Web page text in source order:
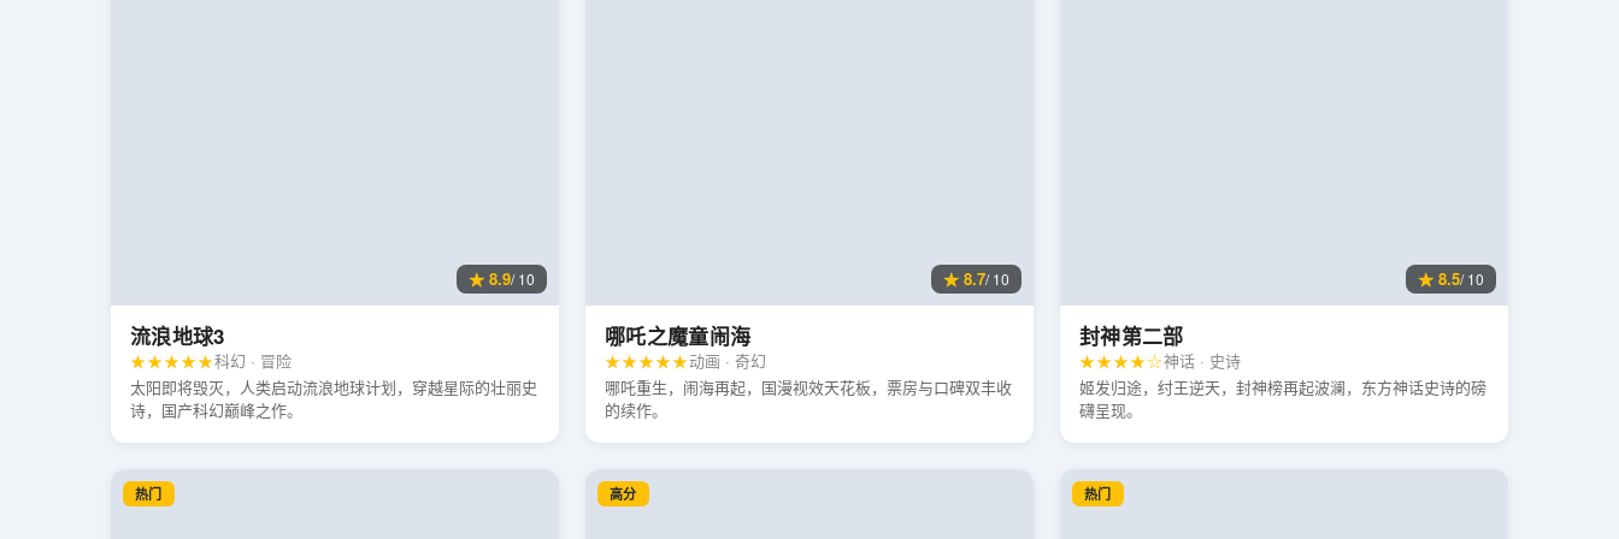
★ 8.9/ 10
流浪地球3
★★★★★科幻 · 冒险
太阳即将毁灭，人类启动流浪地球计划，穿越星际的壮丽史
诗，国产科幻巅峰之作。
★ 8.7/ 10
哪吒之魔童闹海
★★★★★动画 · 奇幻
哪吒重生，闹海再起，国漫视效天花板，票房与口碑双丰收
的续作。
★ 8.5/ 10
封神第二部
★★★★☆神话 · 史诗
姬发归途，纣王逆天，封神榜再起波澜，东方神话史诗的磅
礴呈现。
热门 高分 热门